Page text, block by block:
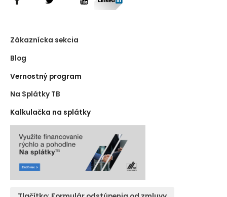
Zákaznícka sekcia
Blog
Vernostný program
Na Splátky TB
Kalkulačka na splátky